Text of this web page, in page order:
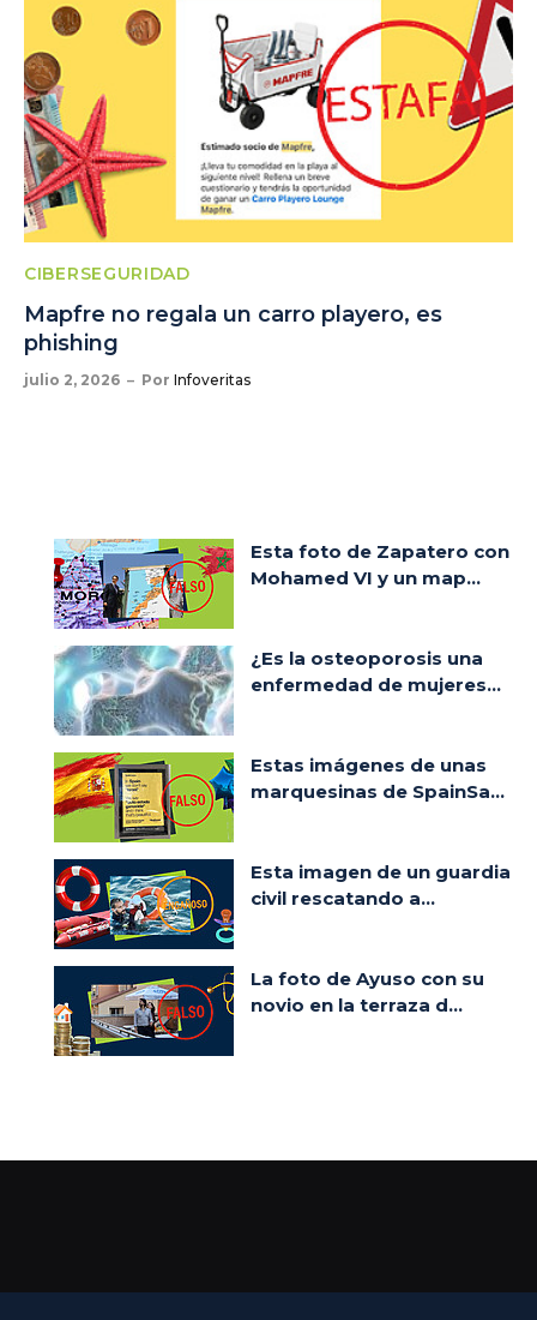
CIBERSEGURIDAD
Mapfre no regala un carro playero, es
phishing
julio 2, 2026 Por Infoveritas
Esta foto de Zapatero con
Mohamed VI y un map...
¿Es la osteoporosis una
enfermedad de mujeres...
Estas imágenes de unas
marquesinas de SpainSa...
Esta imagen de un guardia
civil rescatando a...
La foto de Ayuso con su
novio en la terraza d...